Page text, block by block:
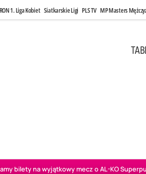
1. Liga Kobiet Siatkarskie Ligi PLS TV MP Masters
bilety na wyjątkowy mecz o AL-KO